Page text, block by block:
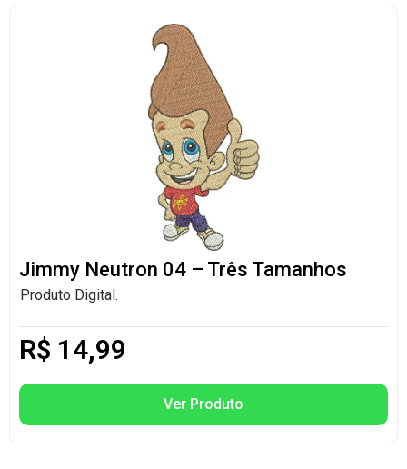
Jimmy Neutron 04 – Três Tamanhos
Produto Digital.
R$ 14,99
Ver Produto